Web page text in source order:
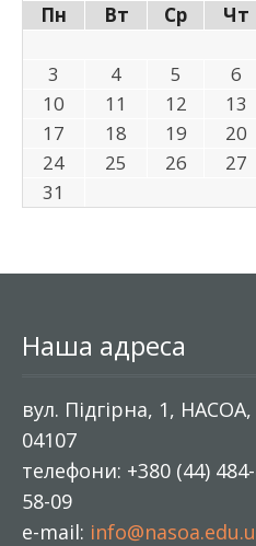
Пн
Вт Ср Чт
3
4 5 6
10
11 12 13
17
18 19 20
24
25 26 27
31
Наша адреса
вул. Підгірна, 1,
04107
телефони: +380 (44)
58-09
e-mail: